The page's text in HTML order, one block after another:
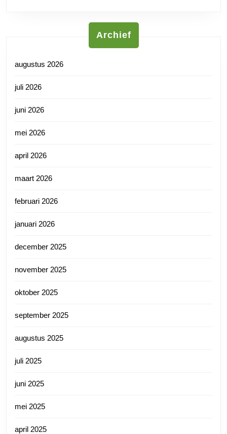
Archief
augustus 2026
juli 2026
juni 2026
mei 2026
april 2026
maart 2026
februari 2026
januari 2026
december 2025
november 2025
oktober 2025
september 2025
augustus 2025
juli 2025
juni 2025
mei 2025
april 2025